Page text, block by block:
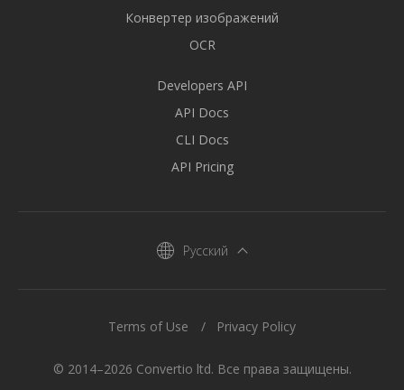
Конвертер изображений
OCR
Developers API
API Docs
CLI Docs
API Pricing
Русский
© 2014–2026 Convertio ltd. Все права защищены.
Terms of Use Privacy Policy